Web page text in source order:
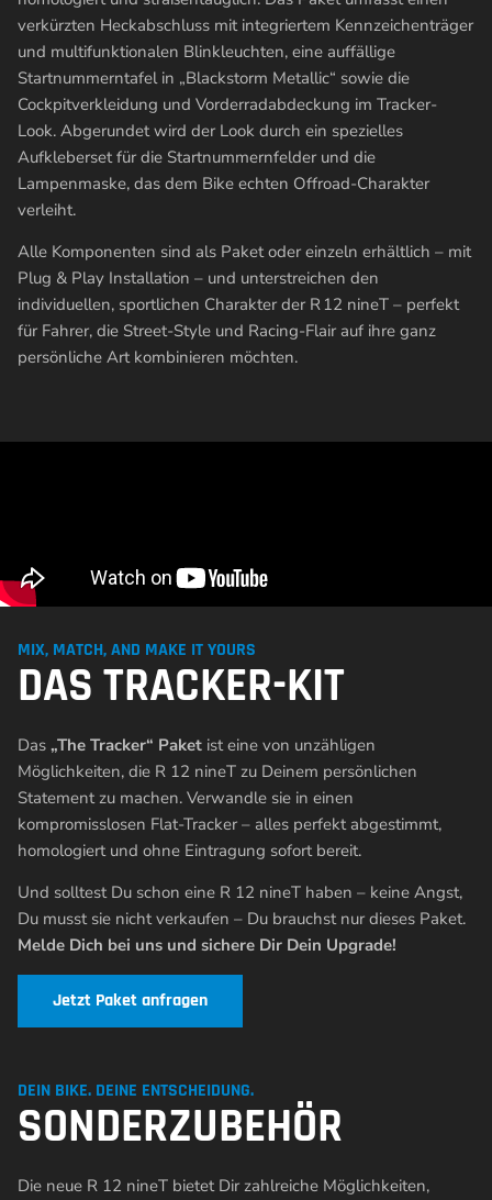
verkürzten Heckabschluss mit integriertem Kennzeichenträger
und multifunktionalen Blinkleuchten, eine auffällige
Startnummerntafel in „Blackstorm Metallic“ sowie die
Cockpitverkleidung und Vorderradabdeckung im Tracker-
Look. Abgerundet wird der Look durch ein spezielles
Aufkleberset für die Startnummernfelder und die
Lampenmaske, das dem Bike echten Offroad-Charakter
verleiht.
Alle Komponenten sind als Paket oder einzeln erhältlich – mit
Plug & Play Installation – und unterstreichen den
individuellen, sportlichen Charakter der R 12 nineT – perfekt
für Fahrer, die Street-Style und Racing-Flair auf ihre ganz
persönliche Art kombinieren möchten.
MIX, MATCH, AND MAKE IT YOURS
DAS TRACKER-KIT
Das „The Tracker“ Paket ist eine von unzähligen
Möglichkeiten, die R 12 nineT zu Deinem persönlichen
Statement zu machen. Verwandle sie in einen
kompromisslosen Flat-Tracker – alles perfekt abgestimmt,
homologiert und ohne Eintragung sofort bereit.
Und solltest Du schon eine R 12 nineT haben – keine Angst,
Du musst sie nicht verkaufen – Du brauchst nur dieses Paket.
Melde Dich bei uns und sichere Dir Dein Upgrade!
Jetzt Paket anfragen
DEIN BIKE. DEINE ENTSCHEIDUNG.
SONDERZUBEHÖR
Die neue R 12 nineT bietet Dir zahlreiche Möglichkeiten,